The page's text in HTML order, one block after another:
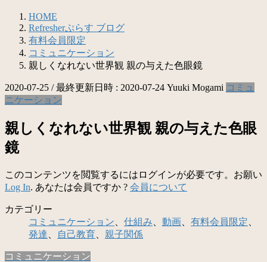
HOME
Refresherぷらす ブログ
有料会員限定
コミュニケーション
親しくなれない世界観 親の与えた色眼鏡
2020-07-25 / 最終更新日時 : 2020-07-24 Yuuki Mogami コミュ
ニケーション
親しくなれない世界観 親の与えた色眼
鏡
このコンテンツを閲覧するにはログインが必要です。お願い
Log In. あなたは会員ですか ? 会員について
カテゴリー
コミュニケーション
仕組み 動画 有料会員限定
発達
自己教育 親子関係
コミュニケーション